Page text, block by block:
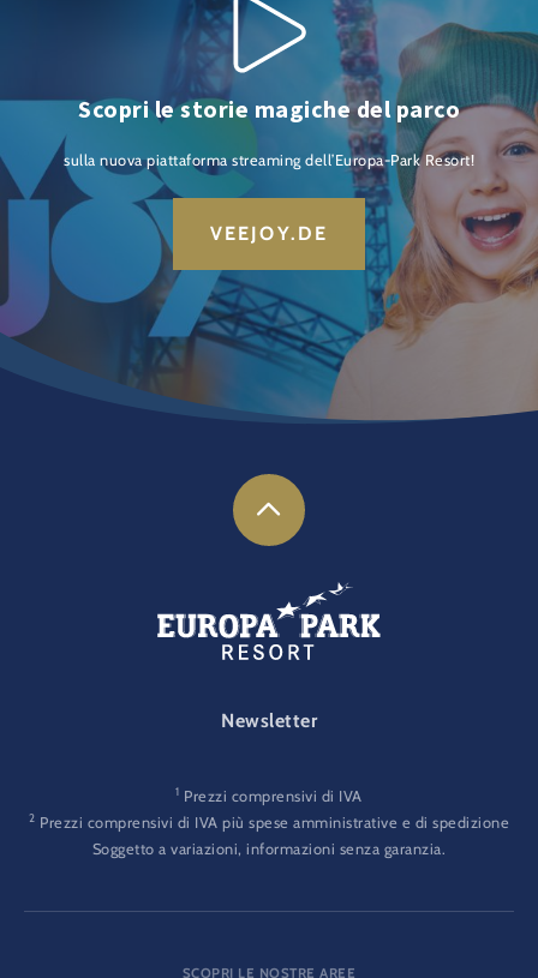
Scopri le storie magiche del parco
sulla nuova piattaforma streaming dell’Europa-Park Resort!
VEEJOY.DE
FOOTER-GATEWAY
Newsletter
1 Prezzi comprensivi di IVA
2 Prezzi comprensivi di IVA più spese amministrative e di spedizione
Soggetto a variazioni, informazioni senza garanzia.
SCOPRI LE NOSTRE AREE